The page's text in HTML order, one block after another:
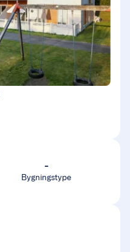
-
Bygningstype